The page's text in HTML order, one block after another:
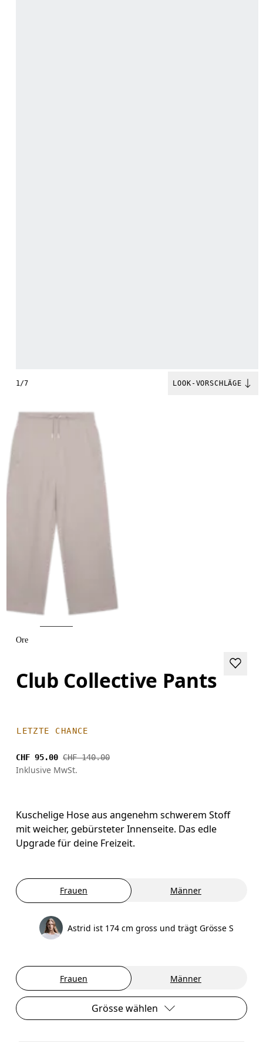
1/7 LOOK-VORSCHLÄGE
Ore
Club Collective Pants
LETZTE CHANCE
CHF 95.00 CHF 140.00
Inklusive MwSt.
Kuschelige Hose aus angenehm schwerem Stoff
mit weicher, gebürsteter Innenseite. Das edle
Upgrade für deine Freizeit.
Frauen Männer
Astrid ist 174 cm gross und trägt Grösse S
Frauen Männer
Grösse wählen